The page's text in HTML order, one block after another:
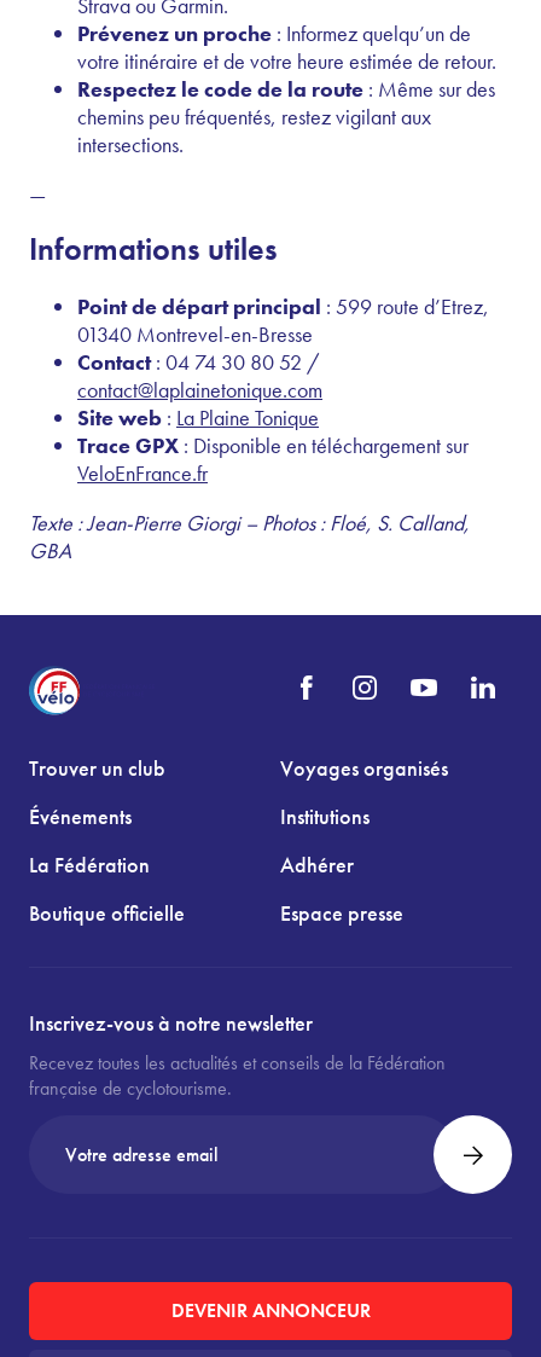
Prévenez un proche : Informez quelqu’un de
votre itinéraire et de votre heure estimée de retour.
Respectez le code de la route : Même sur des
chemins peu fréquentés, restez vigilant aux
intersections.
—
Informations utiles
Point de départ principal : 599 route d’Etrez,
01340 Montrevel-en-Bresse
Contact: 04 74 30 80 52 /
contact@laplainetonique.com
Site web : La Plaine Tonique
Trace GPX : Disponible en téléchargement sur
VeloEnFrance.fr
Texte : Jean-Pierre Giorgi – Photos : Floé, S. Calland,
GBA
Trouver un club
Voyages organisés
Événements
Institutions
La Fédération
Adhérer
Boutique officielle
Espace presse
Inscrivez-vous à notre newsletter
Recevez toutes les actualités et conseils de la Fédération
française de cyclotourisme.
DEVENIR ANNONCEUR